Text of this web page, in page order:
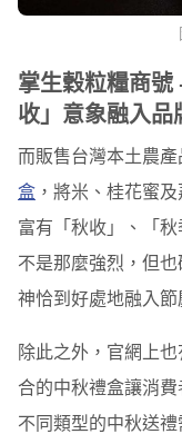
掌生穀粒糧商
收」意象融入品
而販售台灣本土農
盒 ，將米、桂花蜜
富有「秋收」、「
不是那麼強烈，但
神恰到好處地融入節
除此之外，官網上
合的中秋禮盒讓消
不同類型的中秋送